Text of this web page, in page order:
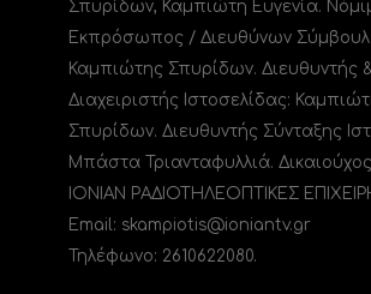
Σπυρίδων, Καμπιώτη Ευγενία.
Εκπρόσωπος / Διευθύνων
Καμπιώτης Σπυρίδων. Διευθυντής
Διαχειριστής Ιστοσελίδας:
Σπυρίδων. Διευθυντής Σύνταξης
Μπάστα Τριανταφυλλιά.
ΙΟΝΙΑΝ ΡΑΔΙΟΤΗΛΕΟΠΤΙΚΕΣ
Email: skampiotis@ioniantv.gr
Τηλέφωνο: 2610622080.